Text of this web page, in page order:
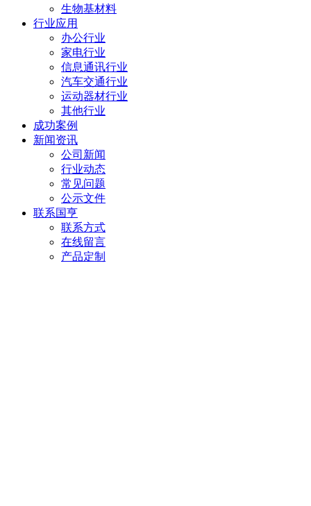
生物基材料
行业应用
办公行业
家电行业
信息通讯行业
汽车交通行业
运动器材行业
其他行业
成功案例
新闻资讯
公司新闻
行业动态
常见问题
公示文件
联系国亨
联系方式
在线留言
产品定制